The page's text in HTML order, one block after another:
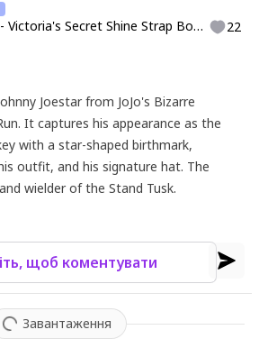
Aika Kittie's - Victoria's Secret Shine Strap Bombshell Push-Up Bikini 22
Joestar from JoJo's Bizarre
It captures his appearance as the
with a star-shaped birthmark,
outfit, and his signature hat. The
wielder of the Stand Tusk.
щоб коментувати
Завантаження